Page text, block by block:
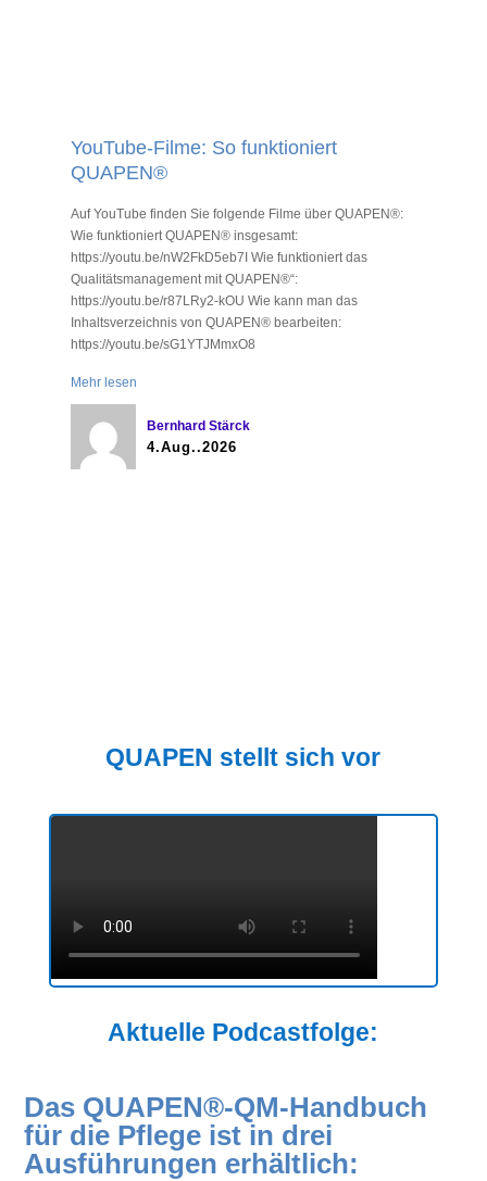
YouTube-Filme: So funktioniert
QUAPEN®
Auf YouTube finden Sie folgende Filme über QUAPEN®:
Wie funktioniert QUAPEN® insgesamt:
https://youtu.be/nW2FkD5eb7I Wie funktioniert das
Qualitätsmanagement mit QUAPEN®“:
https://youtu.be/r87LRy2-kOU Wie kann man das
Inhaltsverzeichnis von QUAPEN® bearbeiten:
https://youtu.be/sG1YTJMmxO8
Mehr lesen
Bernhard Stärck
4.Aug..2026
QUAPEN stellt sich vor
Aktuelle Podcastfolge:
Das QUAPEN®-QM-Handbuch
für die Pflege ist in drei
Ausführungen erhältlich: